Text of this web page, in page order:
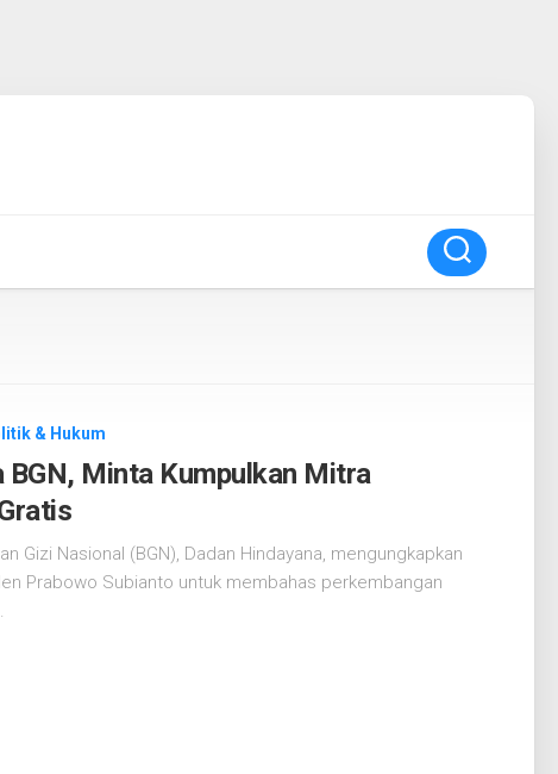
& Hukum
BGN, Minta Kumpulkan Mitra
Gizi Nasional (BGN), Dadan Hindayana, mengungkapkan
Prabowo Subianto untuk membahas perkembangan